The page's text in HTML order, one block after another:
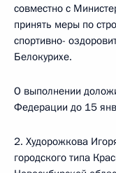
совместно с
принять меры по
спортивно-
Белокурихе.
О выполнении
Федерации до 15
2. Худорожкова
городского типа